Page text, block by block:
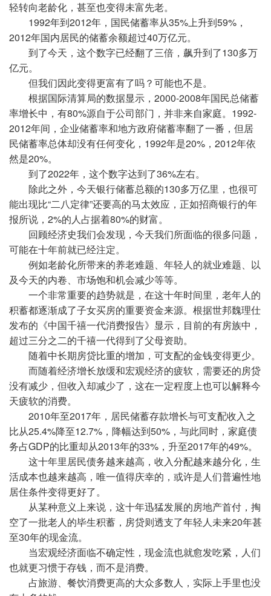
轻转向老龄化，甚至也变得未富先老。
1992年到2012年，国民储蓄率从35%上升到59%，
2012年国内居民的储蓄余额超过40万亿元。
到了今天，这个数字已经翻了三倍，飙升到了130多万
亿元。
但我们因此变得更富有了吗？可能也不是。
根据国际清算局的数据显示，2000-2008年国民总储蓄
率增长中，有80%源自于公司部门，并非来自家庭。1992-
2012年间，企业储蓄率和地方政府储蓄率翻了一番，但居
民储蓄率总体却没有任何变化，1992年是20%，2012年依
然是20%。
到了2022年，这个数字达到了36%左右。
除此之外，今天银行储蓄总额的130多万亿里，也很可
能出现比“二八定律”还要高的马太效应，正如招商银行的年
报所说，2%的人占据着80%的财富。
回顾经济史我们会发现，今天我们所面临的很多问题，
可能在十年前就已经注定。
例如老龄化所带来的养老难题、年轻人的就业难题、以
及今天的内卷、市场饱和机会减少等等。
一个非常重要的趋势就是，在这十年时间里，老年人的
积蓄都逐渐成了子女买房的重要资金来源。根据世邦魏理仕
发布的《中国千禧一代消费报告》显示，目前的有房族中，
超过三分之二的千禧一代得到了父母资助。
随着中长期房贷比重的增加，可支配的金钱变得更少。
而随着经济增长放缓和宏观经济的疲软，需要还的房贷
没有减少，但收入却减少了，这在一定程度上也可以解释今
天疲软的消费。
2010年至2017年，居民储蓄存款增长与可支配收入之
比从25.4%降至12.7%，降幅达到50%，与此同时，家庭债
务占GDP的比重却从2013年的33%，升至2017年的49%。
这十年里居民债务越来越高，收入分配越来越分化，生
活成本也越来越高，唯一值得庆幸的，或许是人们普遍性地
居住条件变得更好了。
从某种意义上来说，这十年迅猛发展的房地产首付，掏
空了一批老人的毕生积蓄，房贷则透支了年轻人未来20年甚
至30年的现金流。
当宏观经济面临不确定性，现金流也就愈发吃紧，人们
也就更习惯于存钱，而不是消费。
占旅游、餐饮消费更高的大众多数人，实际上手里也没